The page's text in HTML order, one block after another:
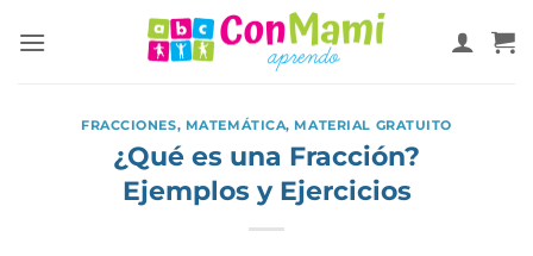
FRACCIONES, MATEMÁTICA, MATERIAL GRATUITO
¿Qué es una Fracción?
Ejemplos y Ejercicios